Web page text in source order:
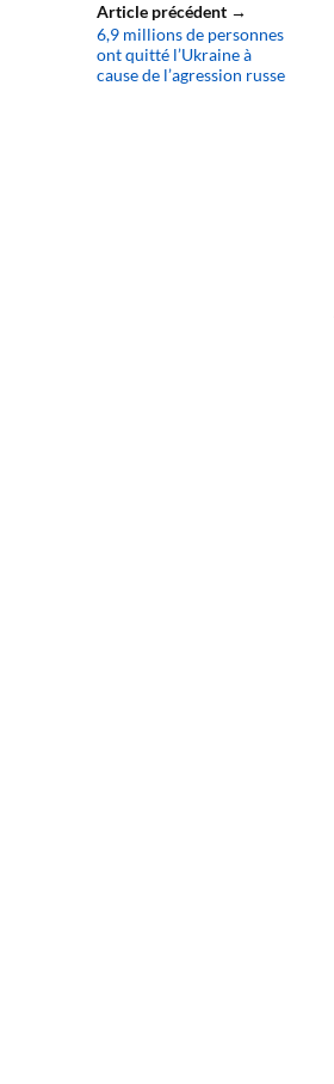
Article précédent →
6,9 millions de personnes
ont quitté l’Ukraine à
cause de l’agression russe